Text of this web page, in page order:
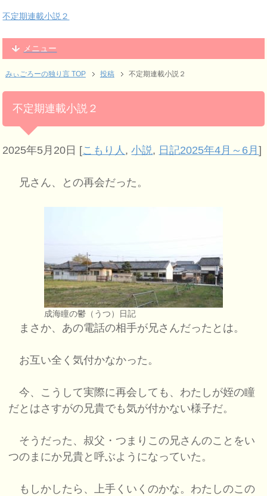
不定期連載小説２
メニュー
みぃごろーの独り言 TOP 投稿 不定期連載小説２
不定期連載小説２
2025年5月20日 [こもり人 ,小説, 日記2025年4月～6月]
兄さん、との再会だった。
成海瞳の鬱（うつ）日記
まさか、あの電話の相手が兄さんだったとは。
お互い全く気付かなかった。
今、こうして実際に再会しても、わたしが姪の瞳
だとはさすがの兄貴でも気が付かない様子だ。
そうだった、叔父・つまりこの兄さんのことをい
つのまにか兄貴と呼ぶようになっていた。
もしかしたら、上手くいくのかな。わたしのこの